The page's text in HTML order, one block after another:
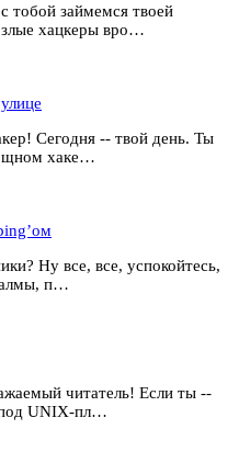
тобой займемся твоей
хацкеры вро…
Сегодня -- твой день. Ты
хаке…
Ну все, все, успокойтесь,
п…
читатель! Если ты --
UNIX-пл…